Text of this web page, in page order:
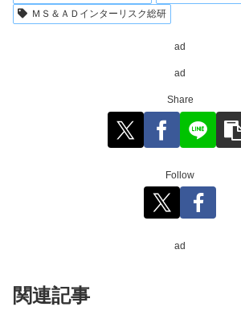
ＭＳ＆ＡＤインターリスク総研
ad
ad
Share
Follow
ad
関連記事